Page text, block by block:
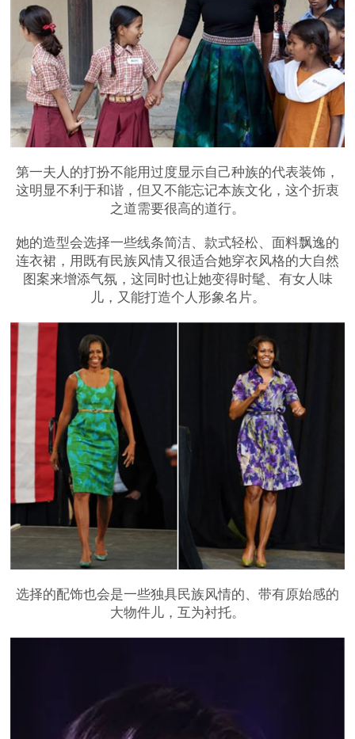
第一夫人的打扮不能用过度显示自己种族的代表装饰，
这明显不利于和谐，但又不能忘记本族文化，这个折衷
之道需要很高的道行。
她的造型会选择一些线条简洁、款式轻松、面料飘逸的
连衣裙，用既有民族风情又很适合她穿衣风格的大自然
图案来增添气氛，这同时也让她变得时髦、有女人味
儿，又能打造个人形象名片。
选择的配饰也会是一些独具民族风情的、带有原始感的
大物件儿，互为衬托。